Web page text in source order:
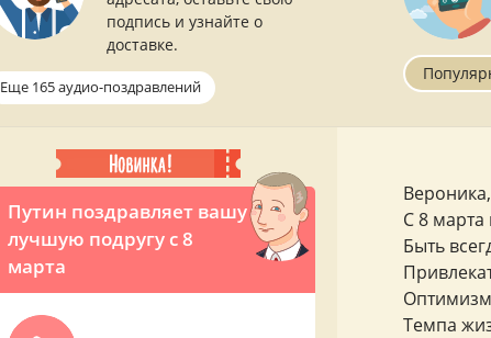
подпись и узнайте о
доставке.
Еще 165 аудио-поздравлений
Путин поздравляет вашу
лучшую подругу с 8
марта
С 8
Быть
Темпа